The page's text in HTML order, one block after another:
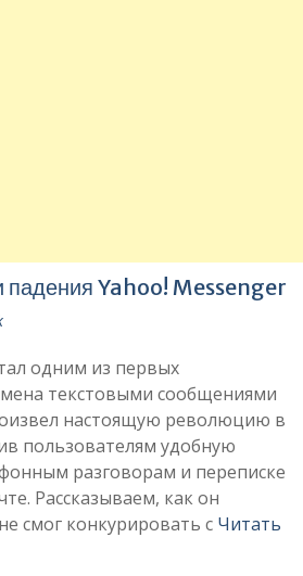
падения Yahoo! Messenger
одним из первых
текстовыми сообщениями
настоящую революцию в
пользователям удобную
разговорам и переписке
Рассказываем, как он
смог конкурировать с Читать